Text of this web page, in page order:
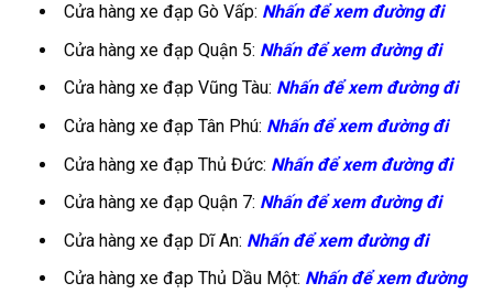
Cửa hàng xe đạp Gò Vấp: Nhấn để xem đường đi
Cửa hàng xe đạp Quận 5: Nhấn để xem đường đi
Cửa hàng xe đạp Vũng Tàu: Nhấn để xem đường đi
Cửa hàng xe đạp Tân Phú: Nhấn để xem đường đi
Cửa hàng xe đạp Thủ Đức: Nhấn để xem đường đi
Cửa hàng xe đạp Quận 7: Nhấn để xem đường đi
Cửa hàng xe đạp Dĩ An: Nhấn để xem đường đi
Cửa hàng xe đạp Thủ Dầu Một: Nhấn để xem đường